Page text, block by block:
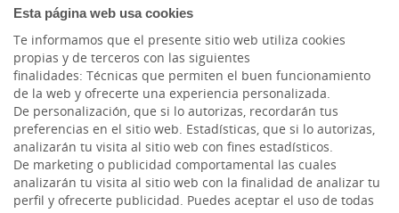
Esta página web usa cookies
Te informamos que el presente sitio web utiliza cookies
propias y de terceros con las siguientes
finalidades: Técnicas que permiten el buen funcionamiento
de la web y ofrecerte una experiencia personalizada.
De personalización, que si lo autorizas, recordarán tus
preferencias en el sitio web. Estadísticas, que si lo autorizas,
analizarán tu visita al sitio web con fines estadísticos.
De marketing o publicidad comportamental las cuales
analizarán tu visita al sitio web con la finalidad de analizar tu
perfil y ofrecerte publicidad. Puedes aceptar el uso de todas
913 346 780
Correo electrónico